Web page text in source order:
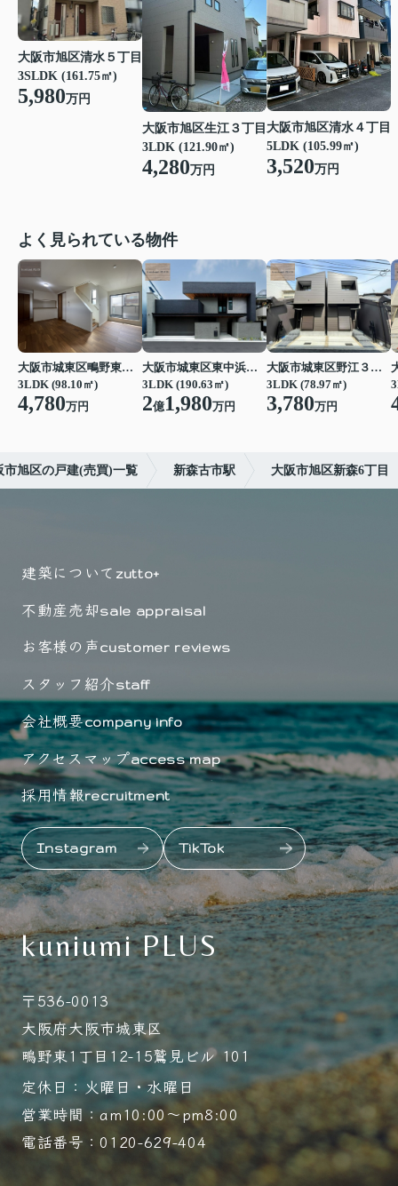
大阪市旭区清水５丁目
3SLDK (161.75㎡)
5,980万円
大阪市旭区生江３丁目
3LDK (121.90㎡)
4,280万円
大阪市旭区清水４丁目
5LDK (105.99㎡)
3,520万円
よく見られている物件
大阪市城東区鴫野東３丁目
3LDK (98.10㎡)
4,780万円
大阪市城東区東中浜３丁目
3LDK (190.63㎡)
2億1,980万円
大阪市城東区野江３丁目
3LDK (78.97㎡)
3,780万円
市旭区の戸建(売買)一覧 新森古市駅 大阪市旭区新森6丁目
建築について zutto+
不動産売却sale appraisal
お客様の声customer reviews
スタッフ紹介staff
会社概要company info
アクセスマップaccess map
採用情報recruitment
Instagram TikTok
kuniumi PLUS
〒536-0013
大阪府大阪市城東区
鴫野東1丁目12-15鷲見ビル 101
定休日：火曜日・水曜日
営業時間：am10:00～pm8:00
電話番号：0120-629-404